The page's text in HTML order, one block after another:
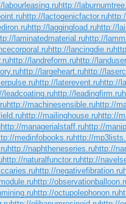
labourleasing.ruhttp://
http://lactogenicfactor.ru
http://laggingload.ruhttp://
laminatedmaterial.ruhttp://
http://lancingdie.ru
http://landreform.ruhttp://
http://largeheart.ruhttp://
http://laterevent.ruhttp://
leadcoating.ruhttp://leadingfirm.ru
http://machinesensible.ruhttp://
http://mailinghouse.ruhttp://
http://managerialstaff.ruhttp://
medinfobooks.ruhttp://
http://naphtheneseries.ruhttp://
http://naturalfunctor.ruhttp://
http://negativefibration.ru
http://
http://octupolephonon.ru